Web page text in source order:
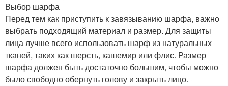
Выбор шарфа
Перед тем как приступить к завязыванию шарфа, важно
выбрать подходящий материал и размер. Для защиты
лица лучше всего использовать шарф из натуральных
тканей, таких как шерсть, кашемир или флис. Размер
шарфа должен быть достаточно большим, чтобы можно
было свободно обернуть голову и закрыть лицо.